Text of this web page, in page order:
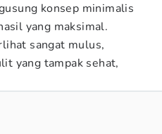
konsep minimalis
yang maksimal.
sangat mulus,
yang tampak sehat,